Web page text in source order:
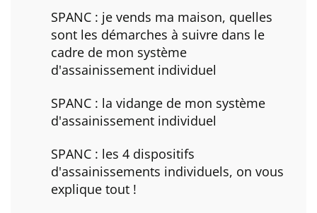
SPANC : je vends ma maison, quelles
sont les démarches à suivre dans le
cadre de mon système
d'assainissement individuel
SPANC : la vidange de mon système
d'assainissement individuel
SPANC : les 4 dispositifs
d'assainissements individuels, on vous
explique tout !